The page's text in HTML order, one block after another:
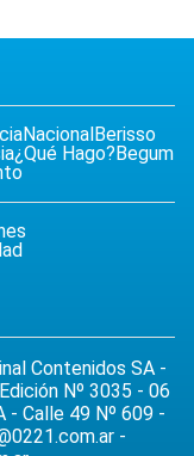
Nacional Berisso
¿Qué Hago? Begum
Contenidos SA -
Nº 3035 - 06
- Calle 49 Nº 609 -
-